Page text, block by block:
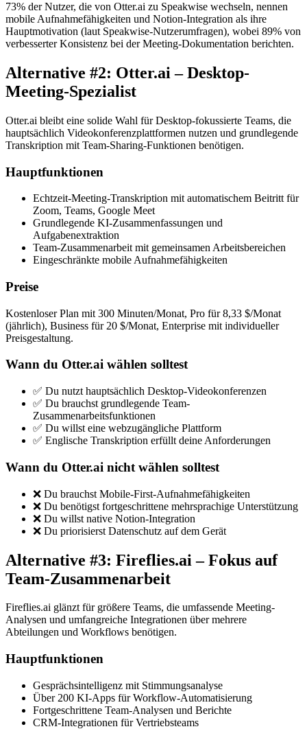
73% der Nutzer, die von Otter.ai zu Speakwise wechseln, nennen
mobile Aufnahmefähigkeiten und Notion-Integration als ihre
Hauptmotivation (laut Speakwise-Nutzerumfragen), wobei 89% von
verbesserter Konsistenz bei der Meeting-Dokumentation berichten.
Alternative #2: Otter.ai – Desktop-
Meeting-Spezialist
Otter.ai bleibt eine solide Wahl für Desktop-fokussierte Teams, die
hauptsächlich Videokonferenzplattformen nutzen und grundlegende
Transkription mit Team-Sharing-Funktionen benötigen.
Hauptfunktionen
Echtzeit-Meeting-Transkription mit automatischem Beitritt für
Zoom, Teams, Google Meet
Grundlegende KI-Zusammenfassungen und
Aufgabenextraktion
Team-Zusammenarbeit mit gemeinsamen Arbeitsbereichen
Eingeschränkte mobile Aufnahmefähigkeiten
Preise
Kostenloser Plan mit 300 Minuten/Monat, Pro für 8,33 $/Monat
(jährlich), Business für 20 $/Monat, Enterprise mit individueller
Preisgestaltung.
Wann du Otter.ai wählen solltest
✅ Du nutzt hauptsächlich Desktop-Videokonferenzen
✅ Du brauchst grundlegende Team-
Zusammenarbeitsfunktionen
✅ Du willst eine webzugängliche Plattform
✅ Englische Transkription erfüllt deine Anforderungen
Wann du Otter.ai nicht wählen solltest
❌ Du brauchst Mobile-First-Aufnahmefähigkeiten
❌ Du benötigst fortgeschrittene mehrsprachige Unterstützung
❌ Du willst native Notion-Integration
❌ Du priorisierst Datenschutz auf dem Gerät
Alternative #3: Fireflies.ai – Fokus auf
Team-Zusammenarbeit
Fireflies.ai glänzt für größere Teams, die umfassende Meeting-
Analysen und umfangreiche Integrationen über mehrere
Abteilungen und Workflows benötigen.
Hauptfunktionen
Gesprächsintelligenz mit Stimmungsanalyse
Über 200 KI-Apps für Workflow-Automatisierung
Fortgeschrittene Team-Analysen und Berichte
CRM-Integrationen für Vertriebsteams